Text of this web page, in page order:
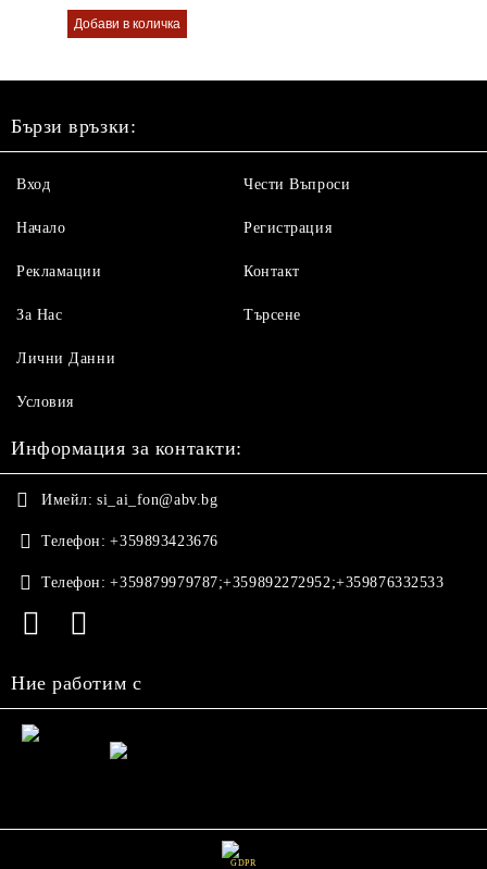
Бързи връзки:
Вход
Начало
Рекламации
За Нас
Чести Въпроси
Регистрация
Контакт
Търсене
Лични Данни
Условия
Информация за контакти:
Имейл: si_ai_fon@abv.bg
Телефон: +359893423676
Телефон: +359879979787;+359892272952;+359876332533
Ние работим с
GDPR